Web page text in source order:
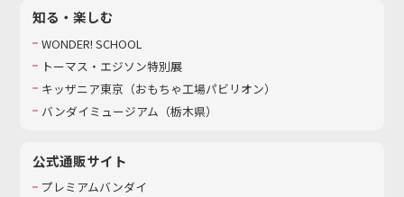
知る・楽しむ
WONDER! SCHOOL
トーマス・エジソン特別展
キッザニア東京（おもちゃ工場パビリオン）​
バンダイミュージアム（栃木県）
公式通販サイト
プレミアムバンダイ